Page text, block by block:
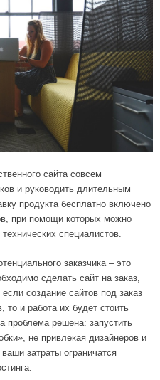
сайта совсем
и руководить длительным
продукта бесплатно включено
при помощи которых можно
специалистов.
заказчика – это
сделать сайт на заказ,
создание сайтов под заказ
то и работа их будет стоить
проблема решена: запустить
не привлекая дизайнеров и
затраты ограничатся